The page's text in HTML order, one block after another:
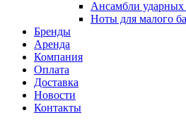
Ансамбли ударных
Ноты для малого
Бренды
Аренда
Компания
Оплата
Доставка
Новости
Контакты